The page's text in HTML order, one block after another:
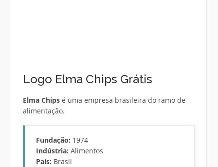
Logo Elma Chips Grátis
Elma Chipsé uma empresa brasileira do ramo de
alimentação.
Fundação: 1974
Indústria: Alimentos
País: Brasil